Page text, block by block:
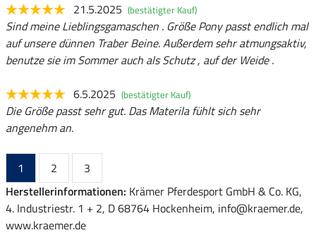
21.5.2025 (bestätigter Kauf)
Sind meine Lieblingsgamaschen . Größe Pony passt endlich mal
auf unsere dünnen Traber Beine. Außerdem sehr atmungsaktiv,
benutze sie im Sommer auch als Schutz , auf der Weide .
6.5.2025 (bestätigter Kauf)
Die Größe passt sehr gut. Das Materila fühlt sich sehr
angenehm an.
1 2
3
Herstellerinformationen: Krämer Pferdesport GmbH & Co. KG,
4. Industriestr. 1 + 2, D 68764 Hockenheim, info@kraemer.de,
www.kraemer.de